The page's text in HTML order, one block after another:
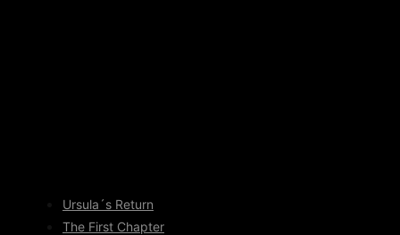
Ursula´s Return
The First Chapter